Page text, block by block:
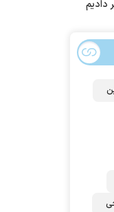
دادیم